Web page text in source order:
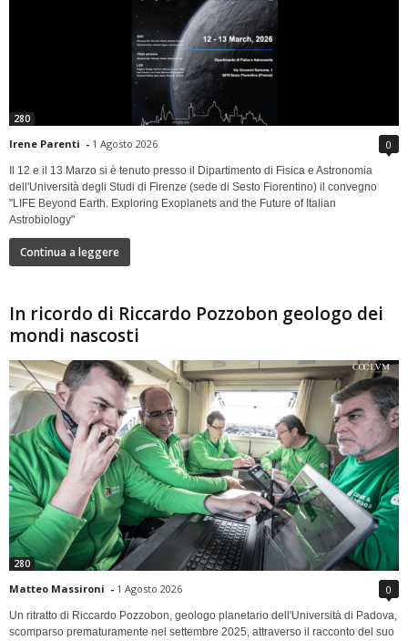
280
Irene Parenti - 1 Agosto 2026 0
Il 12 e il 13 Marzo si è tenuto presso il Dipartimento di Fisica e Astronomia
dell'Università degli Studi di Firenze (sede di Sesto Fiorentino) il convegno
"LIFE Beyond Earth. Exploring Exoplanets and the Future of Italian
Astrobiology"
Continua a leggere
In ricordo di Riccardo Pozzobon geologo dei
mondi nascosti
280
Matteo Massironi - 1 Agosto 2026 0
Un ritratto di Riccardo Pozzobon, geologo planetario dell'Università di Padova,
scomparso prematuramente nel settembre 2025, attraverso il racconto del suo